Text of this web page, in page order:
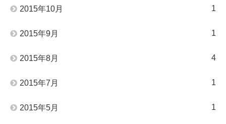
2015年10月 1
2015年9月 1
2015年8月 4
2015年7月 1
2015年5月 1